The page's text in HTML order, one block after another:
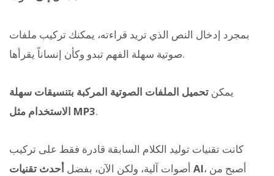
بمجرد إدخال النص الذي تريد قراءته، يمكنك تركيب ملفات
صوتية سهلة الفهم تبدو وكأن إنساناً يقرأها.
يمكن تحميل الملفات الصوتية المركبة بتنسيقات سهلة
الاستخدام مثل MP3.
كانت تقنيات توليد الكلام السابقة قادرة فقط على تركيب
أصوات آلية، ولكن الآن، بفضل أحدث تقنيات AI، أصبح من